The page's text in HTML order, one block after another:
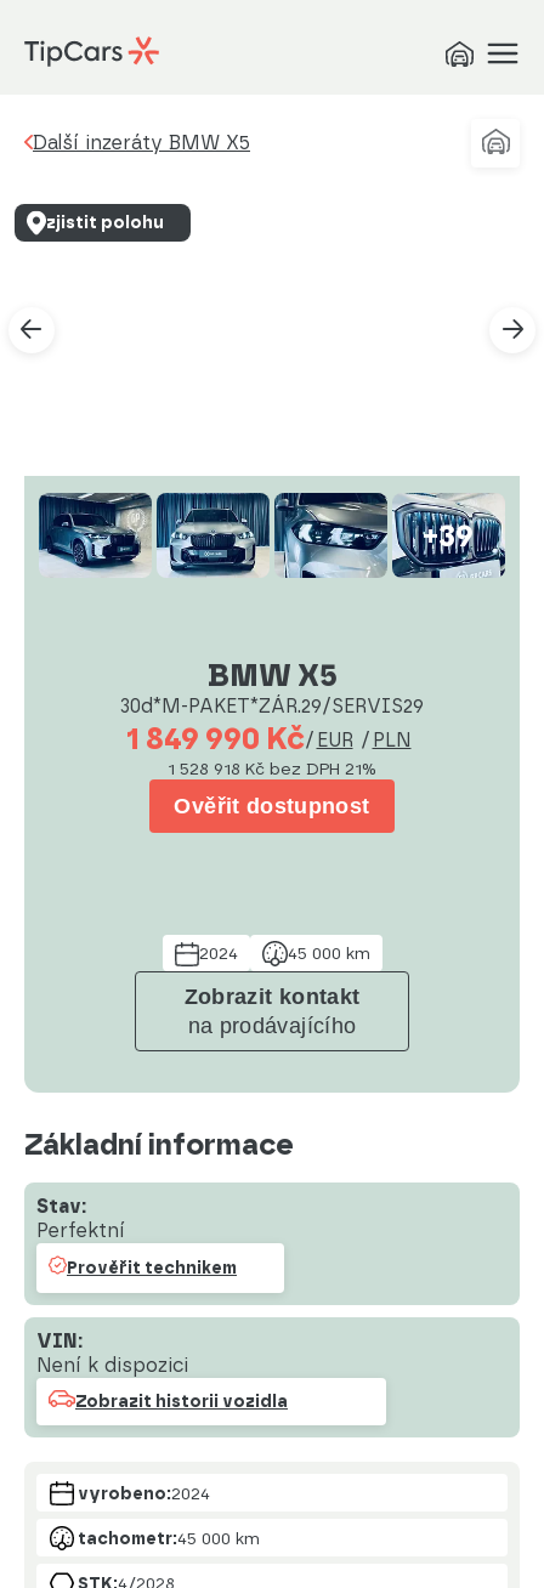
Další inzeráty BMW X5
+39
BMW X5
30d*M-PAKET*ZÁR.29/SERVIS29
1 849 990 Kč/ EUR / PLN
1 528 918 Kč bez DPH 21%
Ověřit dostupnost
2024 45 000 km
Zobrazit kontakt
na prodávajícího
zjistit polohu
Základní informace
Stav:
Perfektní
Prověřit technikem
VIN:
Není k dispozici
Zobrazit historii vozidla
vyrobeno:2024
tachometr:45 000 km
STK:4/2028